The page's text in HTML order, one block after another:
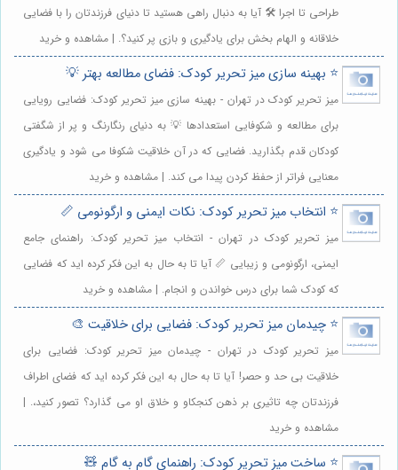
طراحی تا اجرا 🛠️ آیا به دنبال راهی هستید تا دنیای فرزندتان را با فضایی
خلاقانه و الهام بخش برای یادگیری و بازی پر کنید؟. | مشاهده و خرید
⭐️ بهینه سازی میز تحریر کودک: فضای مطالعه بهتر 💡
میز تحریر کودک در تهران - بهینه سازی میز تحریر کودک: فضایی رویایی
برای مطالعه و شکوفایی استعدادها 💡 به دنیای رنگارنگ و پر از شگفتی
کودکان قدم بگذارید. فضایی که در آن خلاقیت شکوفا می شود و یادگیری
معنایی فراتر از حفظ کردن پیدا می کند. | مشاهده و خرید
⭐️ انتخاب میز تحریر کودک: نکات ایمنی و ارگونومی 📏
میز تحریر کودک در تهران - انتخاب میز تحریر کودک: راهنمای جامع
ایمنی، ارگونومی و زیبایی 📏 آیا تا به حال به این فکر کرده اید که فضایی
که کودک شما برای درس خواندن و انجام. | مشاهده و خرید
⭐️ چیدمان میز تحریر کودک: فضایی برای خلاقیت 🎨
میز تحریر کودک در تهران - چیدمان میز تحریر کودک: فضایی برای
خلاقیت بی حد و حصر! آیا تا به حال به این فکر کرده اید که فضای اطراف
فرزندتان چه تاثیری بر ذهن کنجکاو و خلاق او می گذارد؟ تصور کنید،. |
مشاهده و خرید
⭐️ ساخت میز تحریر کودک: راهنمای گام به گام 🧸